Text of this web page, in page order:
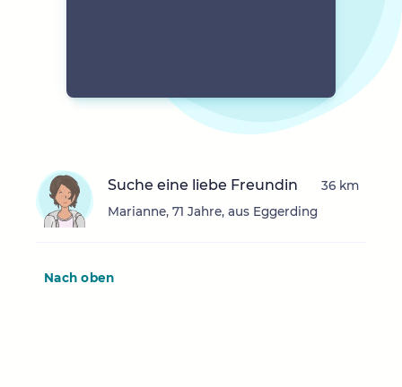
Suche eine liebe Freundin
Marianne, 71 Jahre, aus Eggerding
36 km
Nach oben